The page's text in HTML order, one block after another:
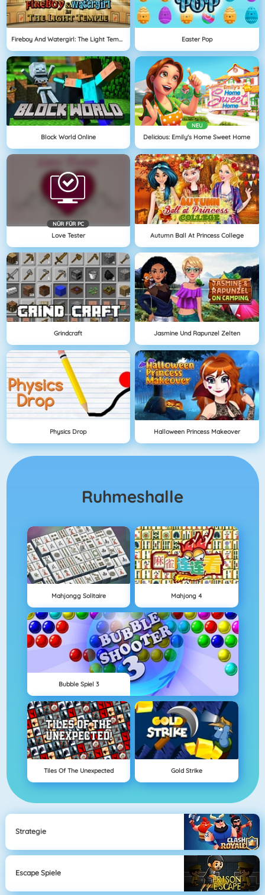
Fireboy And Watergirl: The Light Temple Easter Pop
Block World Online
NEU
Delicious: Emily's Home Sweet Home
NÜR FÜR PC
Love Tester Autumn Ball At Princess College
Grindcraft Jasmine Und Rapunzel Zelten
Physics Drop Halloween Princess Makeover
Ruhmeshalle
Mahjongg Solitaire Mahjong 4
Bubble Spiel 3
Tiles Of The Unexpected Gold Strike
Strategie
Escape Spiele